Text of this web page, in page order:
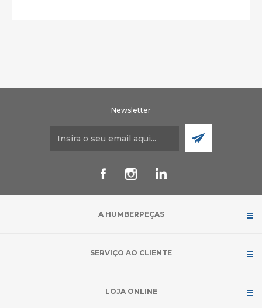
Newsletter
A HUMBERPEÇAS
SERVIÇO AO CLIENTE
LOJA ONLINE